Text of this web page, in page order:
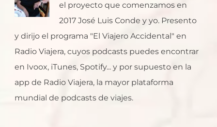
el proyecto que comenzamos en
2017 José Luis Conde y yo. Presento
y dirijo el programa "El Viajero Accidental" en
Radio Viajera, cuyos podcasts puedes encontrar
en Ivoox, iTunes, Spotify... y por supuesto en la
app de Radio Viajera, la mayor plataforma
mundial de podcasts de viajes.